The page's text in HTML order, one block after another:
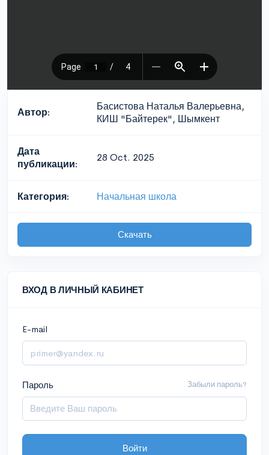
ВХОД В ЛИЧНЫЙ КАБИНЕТ
E-mail
Пароль Забыли пароль?
Войти
Автор:
Басистова Наталья Валерьевна,
КИШ "Байтерек", Шымкент
Дата
публикации:
28 Oct. 2025
Категория: Начальная школа
Скачать